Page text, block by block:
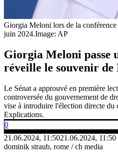
Giorgia Meloni lors de la
juin 2024.Image: AP
Giorgia Meloni passe
réveille le souvenir de
Le Sénat a approuvé en première
controversée du gouvernement de
vise à introduire l'élection directe du
Explications.
0
21.06.2024, 11:5021.06.2024, 11:50
dominik straub, rome / ch media